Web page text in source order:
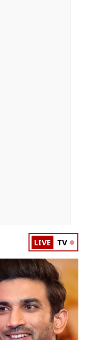
LIVE TV